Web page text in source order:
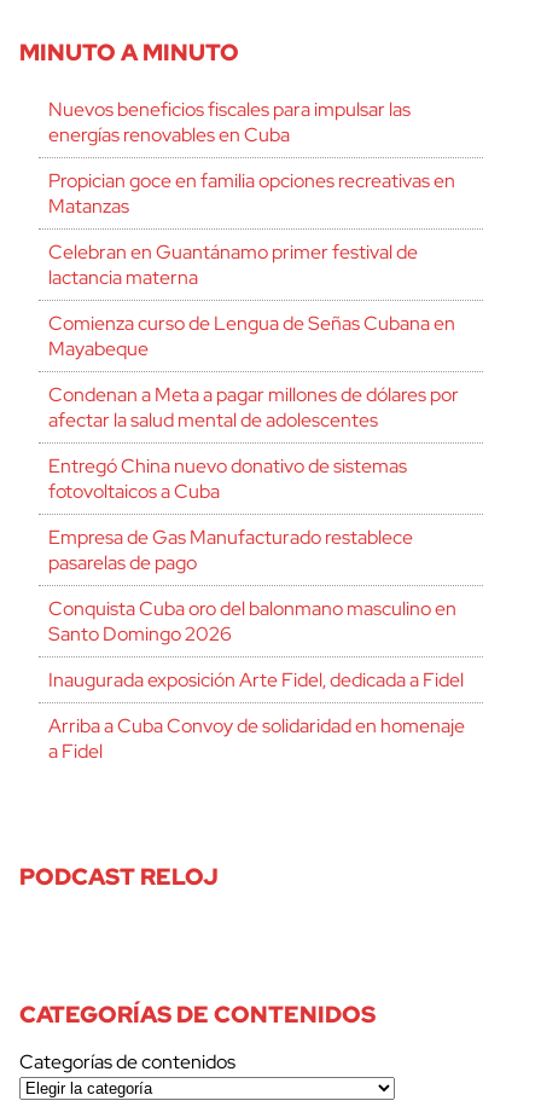
MINUTO A MINUTO
Nuevos beneficios fiscales para impulsar las
energías renovables en Cuba
Propician goce en familia opciones recreativas en
Matanzas
Celebran en Guantánamo primer festival de
lactancia materna
Comienza curso de Lengua de Señas Cubana en
Mayabeque
Condenan a Meta a pagar millones de dólares por
afectar la salud mental de adolescentes
Entregó China nuevo donativo de sistemas
fotovoltaicos a Cuba
Empresa de Gas Manufacturado restablece
pasarelas de pago
Conquista Cuba oro del balonmano masculino en
Santo Domingo 2026
Inaugurada exposición Arte Fidel, dedicada a Fidel
Arriba a Cuba Convoy de solidaridad en homenaje
a Fidel
PODCAST RELOJ
CATEGORÍAS DE CONTENIDOS
Categorías de contenidos